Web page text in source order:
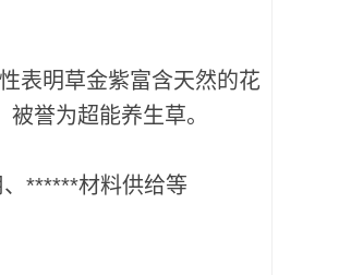
表明草金紫富含天然的花
誉为超能养生草。
******材料供给等